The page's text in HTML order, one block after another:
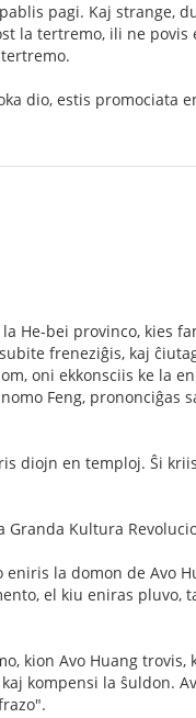
pagi. Kaj strange,
la tertremo, ili ne
dio, estis promociata
He-bei provinco, kies
freneziĝis, kaj
oni ekkonsciis ke la
Feng, prononciĝas
diojn en temploj. Ŝi
Kultura
la domon de Avo
el kiu eniras pluvo,
kion Avo Huang
kompensi la ŝuldon.